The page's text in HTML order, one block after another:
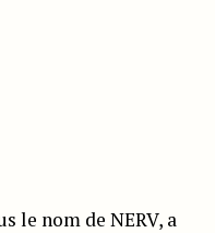
le nom de NERV, a